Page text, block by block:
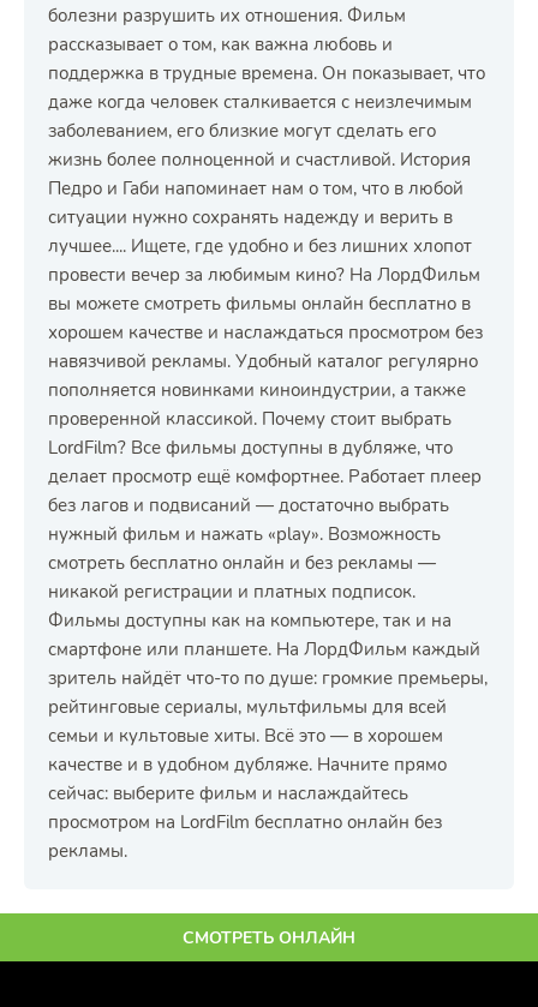
болезни разрушить их отношения. Фильм
рассказывает о том, как важна любовь и
поддержка в трудные времена. Он показывает, что
даже когда человек сталкивается с неизлечимым
заболеванием, его близкие могут сделать его
жизнь более полноценной и счастливой. История
Педро и Габи напоминает нам о том, что в любой
ситуации нужно сохранять надежду и верить в
лучшее.... Ищете, где удобно и без лишних хлопот
провести вечер за любимым кино? На ЛордФильм
вы можете смотреть фильмы онлайн бесплатно в
хорошем качестве и наслаждаться просмотром без
навязчивой рекламы. Удобный каталог регулярно
пополняется новинками киноиндустрии, а также
проверенной классикой. Почему стоит выбрать
LordFilm? Все фильмы доступны в дубляже, что
делает просмотр ещё комфортнее. Работает плеер
без лагов и подвисаний — достаточно выбрать
нужный фильм и нажать «play». Возможность
смотреть бесплатно онлайн и без рекламы —
никакой регистрации и платных подписок.
Фильмы доступны как на компьютере, так и на
смартфоне или планшете. На ЛордФильм каждый
зритель найдёт что-то по душе: громкие премьеры,
рейтинговые сериалы, мультфильмы для всей
семьи и культовые хиты. Всё это — в хорошем
качестве и в удобном дубляже. Начните прямо
сейчас: выберите фильм и наслаждайтесь
просмотром на LordFilm бесплатно онлайн без
рекламы.
СМОТРЕТЬ ОНЛАЙН